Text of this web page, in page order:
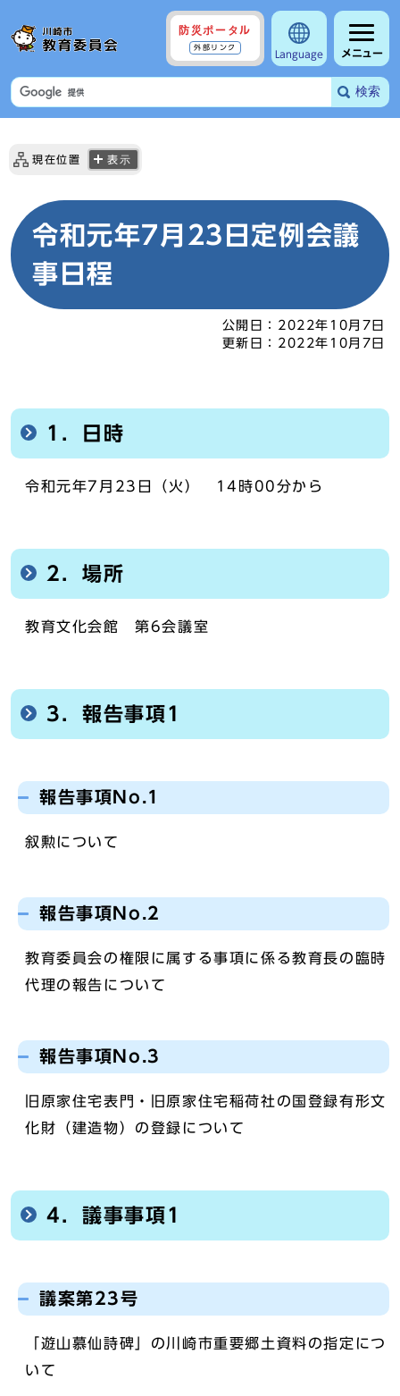
防災ポータル
外部リンク
Language メニュー
検索
現在位置 表示
令和元年7月23日定例会議
事日程
公開日： 2022年10月7日
更新日： 2022年10月7日
1．日時
令和元年7月23日（火） 14時00分から
2．場所
教育文化会館 第6会議室
3．報告事項1
報告事項No.1
叙勲について
報告事項No.2
教育委員会の権限に属する事項に係る教育長の臨時
代理の報告について
報告事項No.3
旧原家住宅表門・旧原家住宅稲荷社の国登録有形文
化財（建造物）の登録について
4．議事事項1
議案第23号
「遊山慕仙詩碑」の川崎市重要郷土資料の指定につ
いて